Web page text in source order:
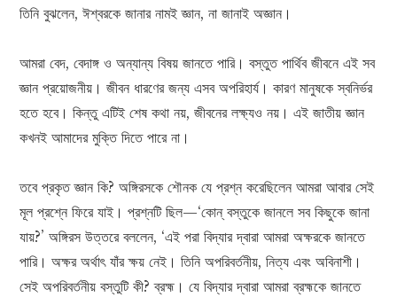
তিনি বুঝলেন, ঈশ্বরকে জানার নামই জ্ঞান, না জানাই অজ্ঞান।
আমরা বেদ, বেদাঙ্গ ও অন্যান্য বিষয় জানতে পারি। বস্তুত পার্থিব জীবনে এই সব
জ্ঞান প্রয়োজনীয়। জীবন ধারণের জন্য এসব অপরিহার্য। কারণ মানুষকে স্বনির্ভর
হতে হবে। কিন্তু এটিই শেষ কথা নয়, জীবনের লক্ষ্যও নয়। এই জাতীয় জ্ঞান
কখনই আমাদের মুক্তি দিতে পারে না।
তবে প্রকৃত জ্ঞান কি? অঙ্গিরসকে শৌনক যে প্রশ্ন করেছিলেন আমরা আবার সেই
মূল প্রশ্নে ফিরে যাই। প্রশ্নটি ছিল—‘কোন্‌ বস্তুকে জানলে সব কিছুকে জানা
যায়?’ অঙ্গিরস উত্তরে বললেন, ‘এই পরা বিদ্যার দ্বারা আমরা অক্ষরকে জানতে
পারি। অক্ষর অর্থাৎ যাঁর ক্ষয় নেই। তিনি অপরিবর্তনীয়, নিত্য এবং অবিনাশী।
সেই অপরিবর্তনীয় বস্তুটি কী? ব্রহ্ম। যে বিদ্যার দ্বারা আমরা ব্রহ্মকে জানতে